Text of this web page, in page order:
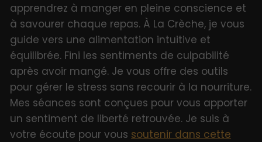
apprendrez à manger en pleine conscience et
à savourer chaque repas. À La Crèche, je vous
guide vers une alimentation intuitive et
équilibrée. Fini les sentiments de culpabilité
après avoir mangé. Je vous offre des outils
pour gérer le stress sans recourir à la nourriture.
Mes séances sont conçues pour vous apporter
un sentiment de liberté retrouvée. Je suis à
votre écoute pour vous soutenir dans cette